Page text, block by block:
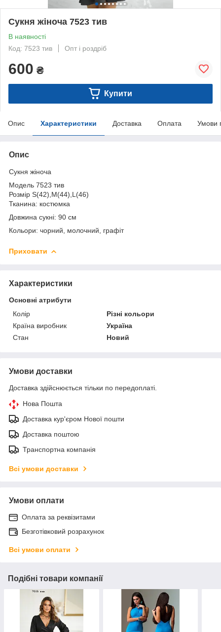
Сукня жіноча 7523 тив
В наявності
Код: 7523 тив
Опт і роздріб
600 ₴
Купити
Опис Характеристики Доставка Оплата Умови
Опис
Сукня жіноча
Модель 7523 тив
Розмір S(42),М(44),L(46)
Тканина: костюмка
Довжина сукні: 90 см
Кольори: чорний, молочний, графіт
Приховати
Характеристики
Основні атрибути
Колір
Різні кольори
Країна виробник
Україна
Стан
Новий
Умови доставки
Доставка здійснюється тільки по передоплаті.
Нова Пошта
Доставка кур'єром Нової пошти
Доставка поштою
Транспортна компанія
Всі умови доставки
Умови оплати
Оплата за реквізитами
Безготівковий розрахунок
Всі умови оплати
Подібні товари компанії